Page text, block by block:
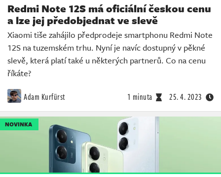
Redmi Note 12S má oficiální českou cenu
a lze jej předobjednat ve slevě
Xiaomi tiše zahájilo předprodeje smartphonu Redmi Note
12S na tuzemském trhu. Nyní je navíc dostupný v pěkné
slevě, která platí také u některých partnerů. Co na cenu
říkáte?
Adam Kurfürst 1 minuta 25. 4. 2023
NOVINKA